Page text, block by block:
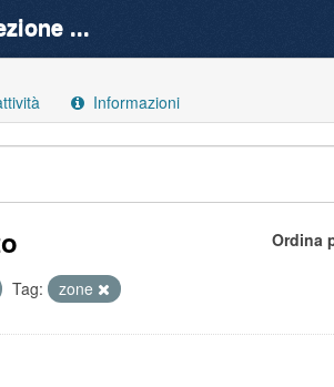
...
Informazioni
Ordina
Tag: zone